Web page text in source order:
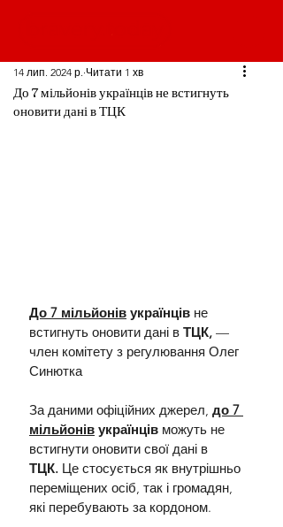
До 7 мільйонів українців не встигнуть
оновити дані в ТЦК
14 лип. 2024 р. Читати 1 хв
До 7 мільйонів українців не
встигнуть оновити дані в ТЦК, —
член комітету з регулювання Олег
Синютка
За даними офіційних джерел, до 7
мільйонів українців можуть не
встигнути оновити свої дані в
ТЦК. Це стосується як внутрішньо
переміщених осіб, так і громадян,
які перебувають за кордоном.